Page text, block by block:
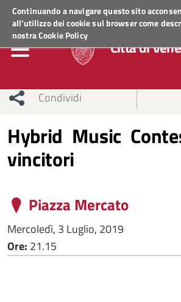
Continuando a navigare questo sito
all'utilizzo dei cookie sul browser come
nostraCookie Policy
Regione VenetoACCEDI AI SERVIZI
Città di
Condividi
Hybrid Music
vincitori
Piazza Mercato
Mercoledì, 3 Luglio, 2019
Ore: 21.15